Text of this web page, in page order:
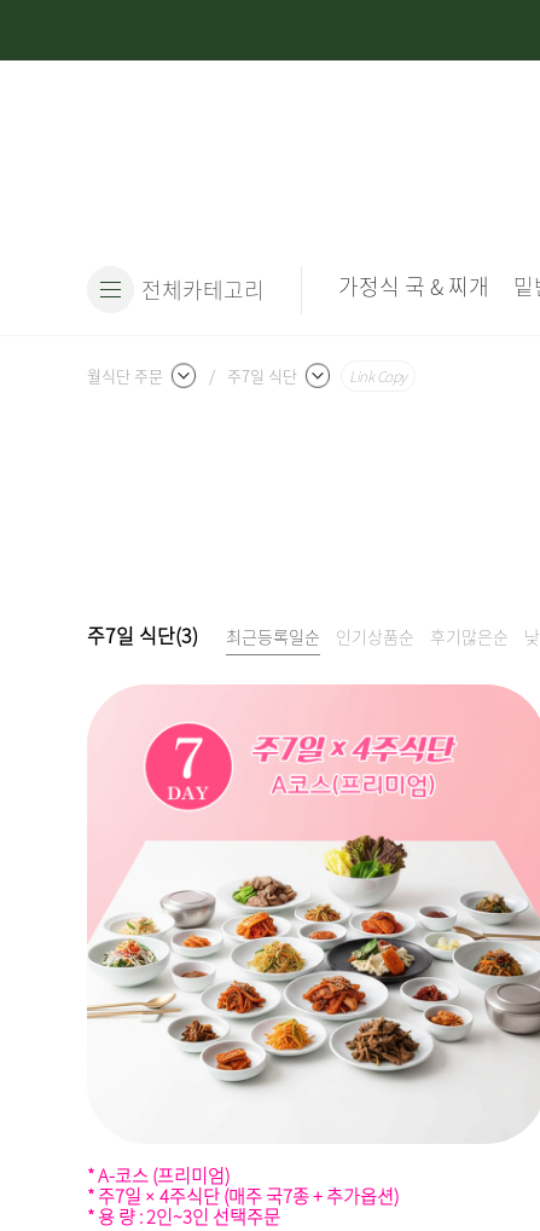
전체카테고리 가정식 국 & 찌개
월식단 주문 / 주7일 식단 Link Copy
주7일 식단(3) 최근등록일순 인기상품순 후기많은순
* A-코스 (프리미엄)
* 주7일 × 4주식단 (매주 국7종 + 추가옵션)
* 용 량 : 2인~3인 선택주문